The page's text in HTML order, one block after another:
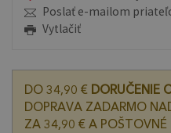
Poslať e-mailom
Vytlačiť
DO 34,90 € DORUČENIE
DOPRAVA ZADARMO
ZA 34,90 € A POŠTOVNÉ